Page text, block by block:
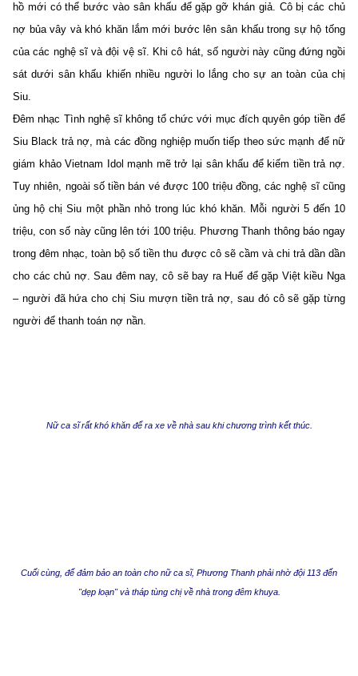
hồ mới có thể bước vào sân khấu để gặp gỡ khán giả. Cô bị các chủ
nợ bủa vây và khó khăn lắm mới bước lên sân khấu trong sự hộ tống
của các nghệ sĩ và đội vệ sĩ. Khi cô hát, số người này cũng đứng ngồi
sát dưới sân khấu khiến nhiều người lo lắng cho sự an toàn của chị
Siu.
Đêm nhạc Tình nghệ sĩ không tổ chức với mục đích quyên góp tiền để
Siu Black trả nợ, mà các đồng nghiệp muốn tiếp theo sức mạnh để nữ
giám khảo Vietnam Idol mạnh mẽ trở lại sân khấu để kiếm tiền trả nợ.
Tuy nhiên, ngoài số tiền bán vé được 100 triệu đồng, các nghệ sĩ cũng
ủng hộ chị Siu một phần nhỏ trong lúc khó khăn. Mỗi người 5 đến 10
triệu, con số này cũng lên tới 100 triệu. Phương Thanh thông báo ngay
trong đêm nhạc, toàn bộ số tiền thu được cô sẽ cầm và chi trả dần dần
cho các chủ nợ. Sau đêm nay, cô sẽ bay ra Huế để gặp Việt kiều Nga
– người đã hứa cho chị Siu mượn tiền trả nợ, sau đó cô sẽ gặp từng
người để thanh toán nợ nần.
Nữ ca sĩ rất khó khăn để ra xe về nhà sau khi chương trình kết thúc.
Cuối cùng, để đảm bảo an toàn cho nữ ca sĩ, Phương Thanh phải nhờ đội 113 đến
"dẹp loạn" và tháp tùng chị về nhà trong đêm khuya.